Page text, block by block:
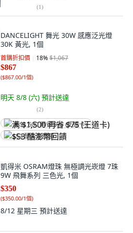
(1)
DANCELIGHT 舞光 30W 感應泛光燈
30K 黃光, 1個
首購折扣價 18%$1,067
$867
($867.00/1個)
明天 8/8 (六) 預計送達
(2)
满 $1,500 再省 $75 (王道卡)
$53 酷澎幣回饋
凱得米 OSRAM燈珠 無極調光崁燈 7珠
9W 飛舞系列 三色光, 1個
$350
($350.00/1個)
8/12 星期三 預計送達